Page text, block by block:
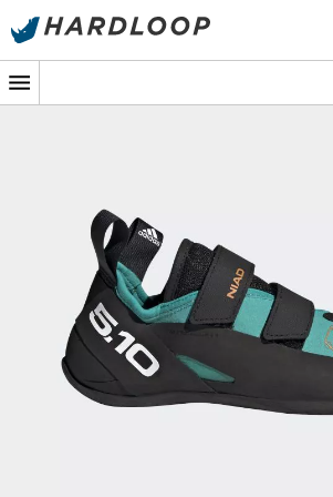
Sommarerbjudanden 🔥 -5 % EXTRA vid